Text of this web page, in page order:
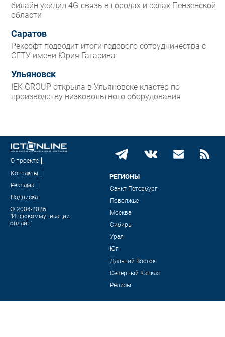
билайн усилил 4G-связь в городах и селах Пензенской
области
Саратов
Рексофт подводит итоги годового сотрудничества с
СГТУ имени Юрия Гагарина
Ульяновск
IEK GROUP открыла в Ульяновске кластер по
производству низковольтного оборудования
О проекте
Контакты
Реклама
Подписка
© 2004-2026
"Инфокоммуникации
онлайн"
РЕГИОНЫ
Санкт-Петербург
Поволжье
Москва
Сибирь
Урал
Юг
Дальний Восток
Северный Кавказ
Релизы